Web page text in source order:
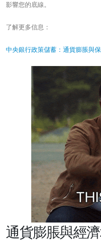
影響您的底線。
了解更多信息：
中央銀行政策儲蓄：通貨膨脹與
通貨膨脹與經